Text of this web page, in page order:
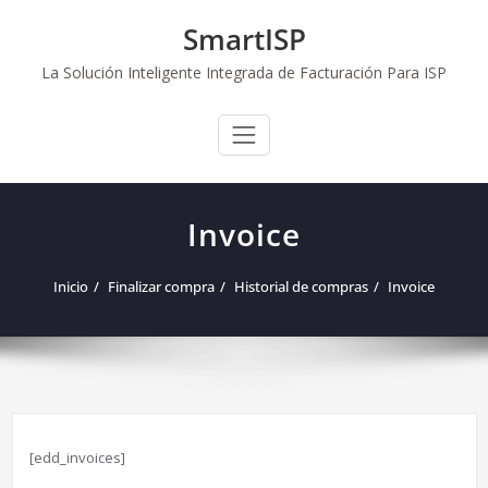
SmartISP
La Solución Inteligente Integrada de Facturación Para ISP
Invoice
Inicio Finalizar compra Historial de compras Invoice
[edd_invoices]